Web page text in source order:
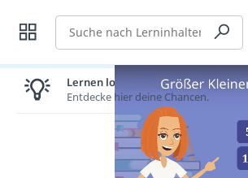
Suche
Lernen lohnt sich!
Entdecke hier deine Chancen.